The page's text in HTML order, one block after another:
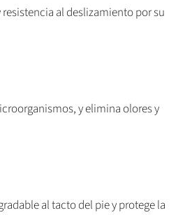
al deslizamiento por su
y elimina olores y
al tacto del pie y protege la